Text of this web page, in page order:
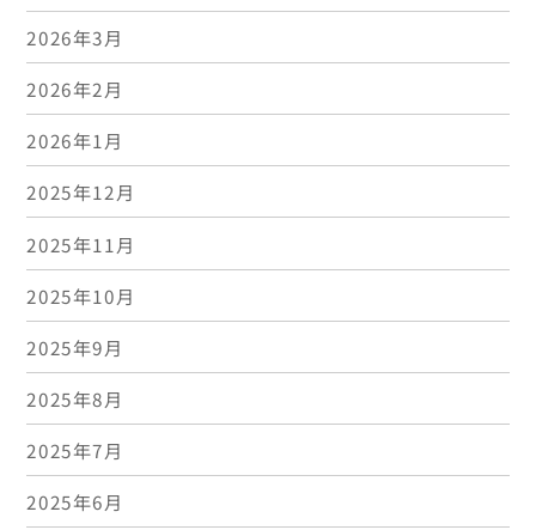
2026年3月
2026年2月
2026年1月
2025年12月
2025年11月
2025年10月
2025年9月
2025年8月
2025年7月
2025年6月